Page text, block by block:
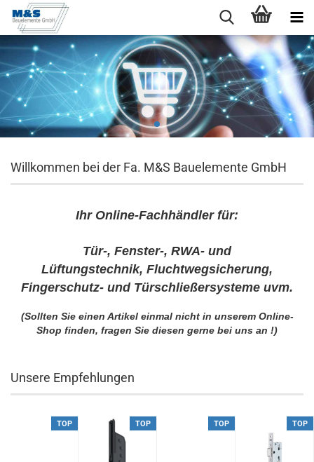
Willkommen bei der Fa. M&S Bauelemente GmbH
Ihr Online-Fachhändler für:
Tür-, Fenster-, RWA- und
Lüftungstechnik, Fluchtwegsicherung,
Fingerschutz- und Türschließersysteme uvm.
(Sollten Sie einen Artikel einmal nicht in unserem Online-
Shop finden, fragen Sie diesen gerne bei uns an !)
Unsere Empfehlungen
TOP TOP TOP TOP